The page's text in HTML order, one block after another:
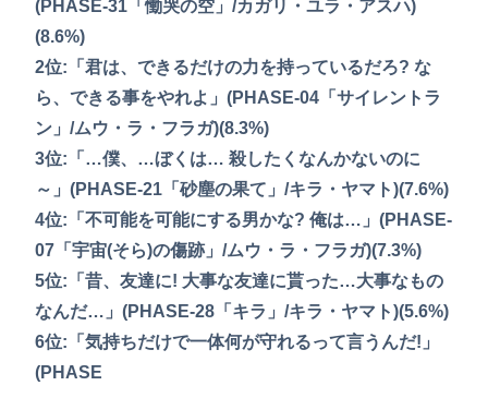
(PHASE-31「慟哭の空」/カガリ・ユラ・アスハ)
(8.6%)
2位:「君は、できるだけの力を持っているだろ? な
ら、できる事をやれよ」(PHASE-04「サイレントラ
ン」/ムウ・ラ・フラガ)(8.3%)
3位:「…僕、…ぼくは… 殺したくなんかないのに
～」(PHASE-21「砂塵の果て」/キラ・ヤマト)(7.6%)
4位:「不可能を可能にする男かな? 俺は…」(PHASE-
07「宇宙(そら)の傷跡」/ムウ・ラ・フラガ)(7.3%)
5位:「昔、友達に! 大事な友達に貰った…大事なもの
なんだ…」(PHASE-28「キラ」/キラ・ヤマト)(5.6%)
6位:「気持ちだけで一体何が守れるって言うんだ!」
(PHASE